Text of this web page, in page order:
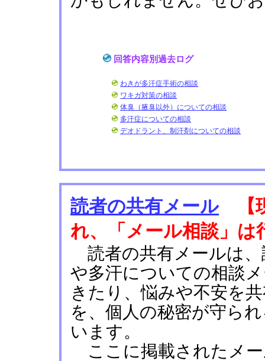
回答内容別過去ログ
わきが多汗症手術の相談
ワキガ対策の相談
体臭（腋臭以外）についての相談
多汗症についての相談
デオドラント、制汗剤についての相談
読者の共有メール【現
れ、「メール相談」は
読者の共有メールは、
や多汗についての相談
きたり、悩みや不安を
を、個人の秘密が守ら
います。
ここに掲載されたメ